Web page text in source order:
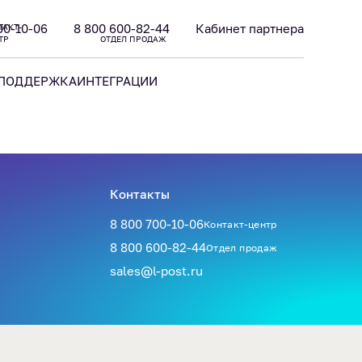
10-06 8 800 600-82-44
ОТДЕЛ ПРОДАЖ
Кабинет партнера
ИНТЕГРАЦИИ
Контакты
8 800 700-10-06Контакт-центр
8 800 600-82-44Отдел продаж
sales@l-post.ru